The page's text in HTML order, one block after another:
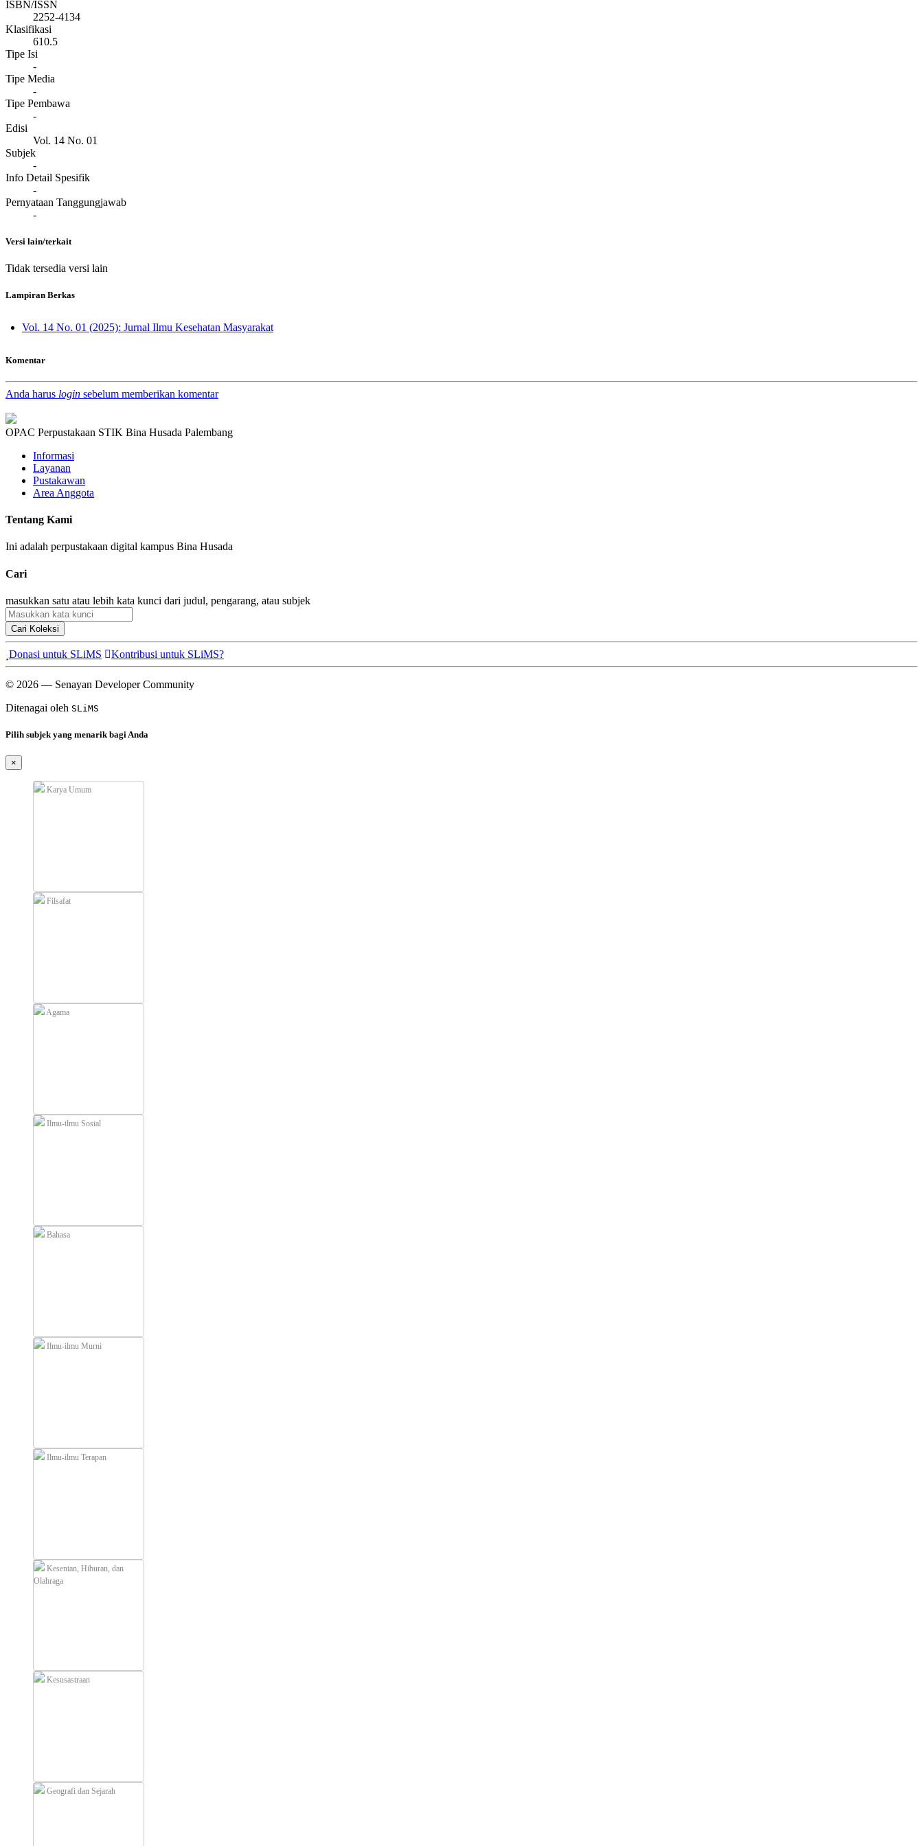
ISBN/ISSN
2252-4134
Klasifikasi
610.5
Tipe Isi
-
Tipe Media
-
Tipe Pembawa
-
Edisi
Vol. 14 No. 01
Subjek
-
Info Detail Spesifik
-
Pernyataan Tanggungjawab
-
Versi lain/terkait
Tidak tersedia versi lain
Lampiran Berkas
Vol. 14 No. 01 (2025): Jurnal Ilmu Kesehatan Masyarakat
Komentar
Anda harus login sebelum memberikan komentar
OPAC Perpustakaan STIK Bina Husada Palembang
Informasi
Layanan
Pustakawan
Area Anggota
Tentang Kami
Ini adalah perpustakaan digital kampus Bina Husada
Cari
masukkan satu atau lebih kata kunci dari judul, pengarang, atau subjek
Cari Koleksi
Donasi untuk SLiMS Kontribusi untuk SLiMS?
© 2026 — Senayan Developer Community
Ditenagai oleh SLiMS
Pilih subjek yang menarik bagi Anda
×
Karya Umum
Filsafat
Agama
Ilmu-ilmu Sosial
Bahasa
Ilmu-ilmu Murni
Ilmu-ilmu Terapan
Kesenian, Hiburan, dan
Olahraga
Kesusastraan
Geografi dan Sejarah